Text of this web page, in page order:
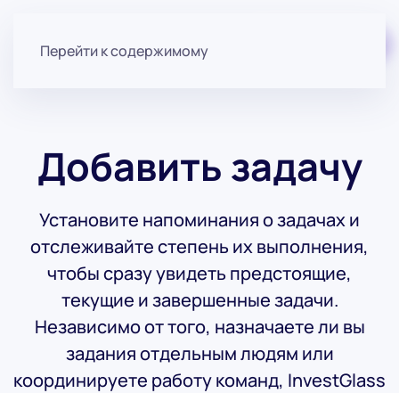
Перейти к содержимому
Добавить задачу
Установите напоминания о задачах и
отслеживайте степень их выполнения,
чтобы сразу увидеть предстоящие,
текущие и завершенные задачи.
Независимо от того, назначаете ли вы
задания отдельным людям или
координируете работу команд, InvestGlass